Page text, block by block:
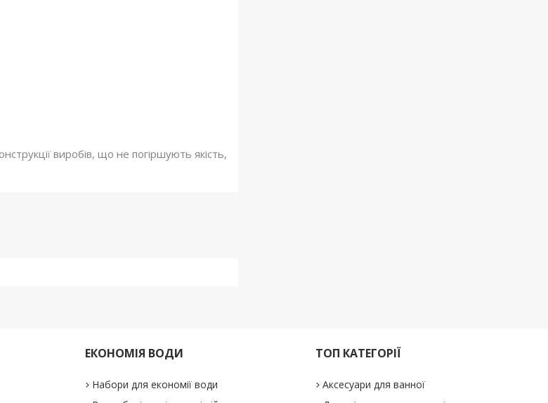
виробів, що не погіршують якість,
ЕКОНОМІЯ ВОДИ
Набори для економії води
ТОП КАТЕГОРІЇ
Аксесуари для ванної